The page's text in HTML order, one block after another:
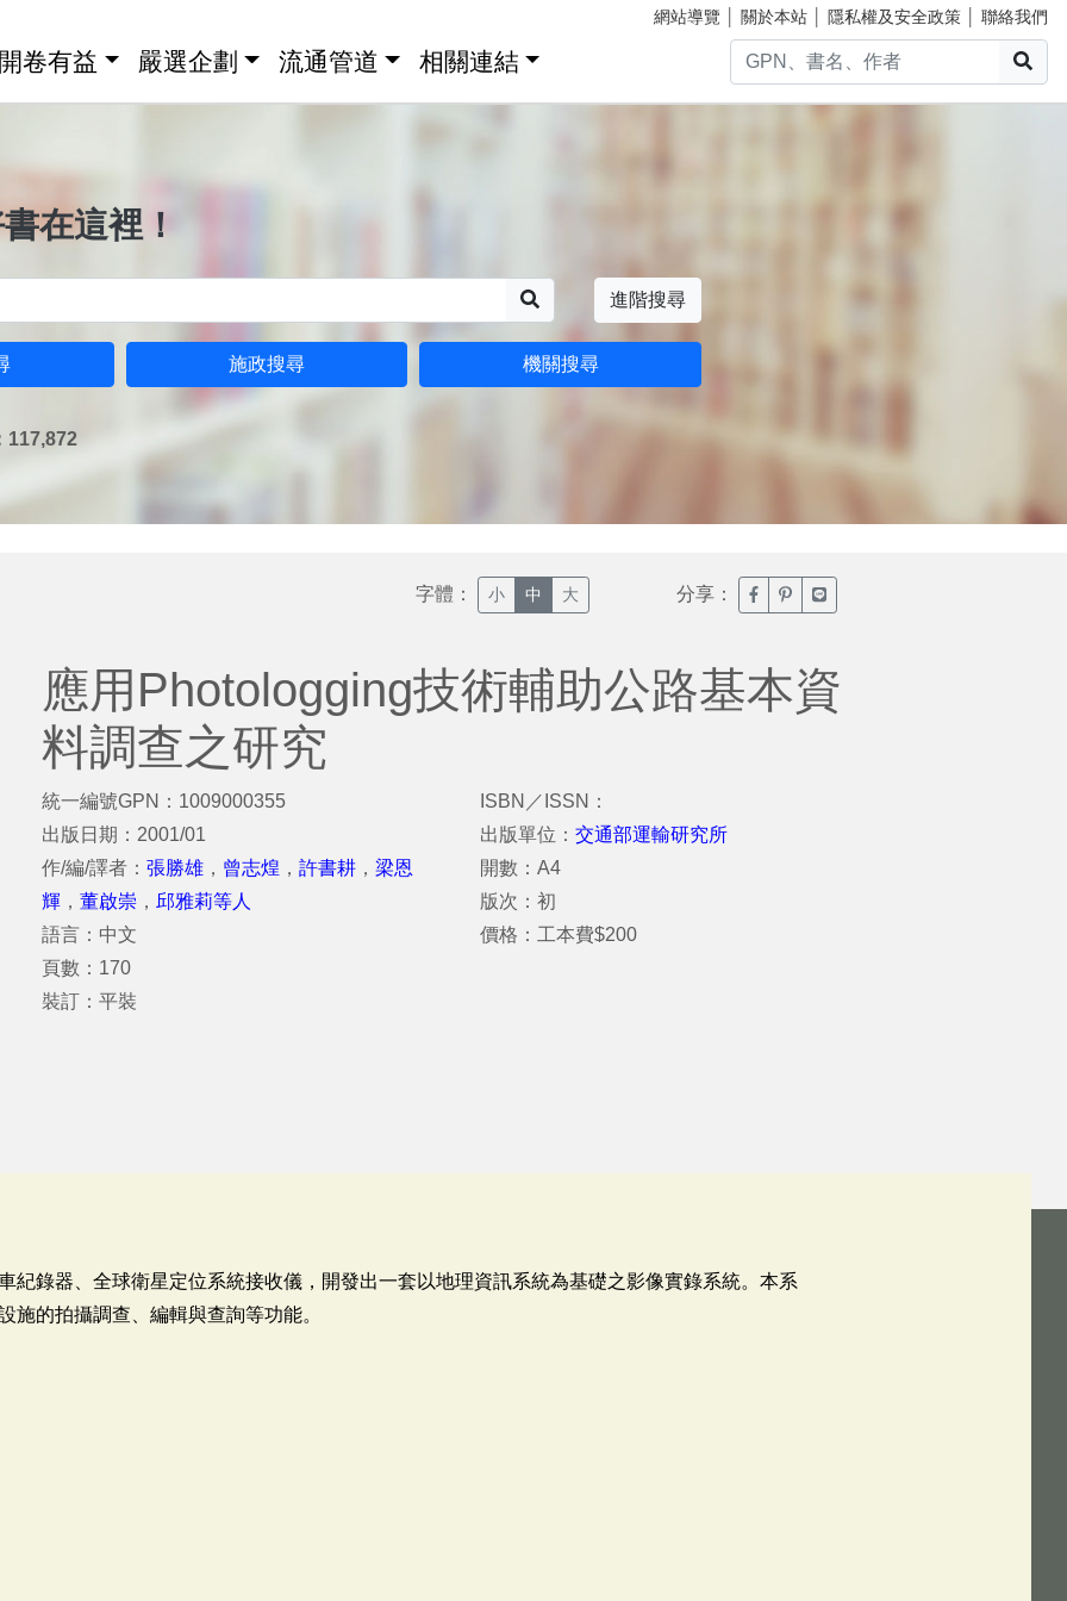
網站導覽 關於本站 隱私權及安全政策 聯絡我們
卷有益 嚴選企劃 流通管道 相關連結
在這裡！
進階搜尋
施政搜尋 機關搜尋
117,872
字體： 小 中 大 分享： 臉書分享(另開新視窗)
噗浪分享(另開新視窗)
Line分享(另開新視窗)
應用Photologging技術輔助公路基本資
料調查之研究
統一編號GPN：1009000355
出版日期：2001/01
作/編/譯者： 張勝雄 ， 曾志煌 ， 許書耕 ， 梁恩
輝 ， 董啟崇 ， 邱雅莉等人
語言：中文
頁數：170
裝訂：平裝
ISBN／ISSN：
出版單位：交通部運輸研究所
開數：A4
版次：初
價格：工本費$200
紀錄器、全球衛星定位系統接收儀，開發出一套以地理資訊系統為基礎之影像實錄系統。本系
施的拍攝調查、編輯與查詢等功能。